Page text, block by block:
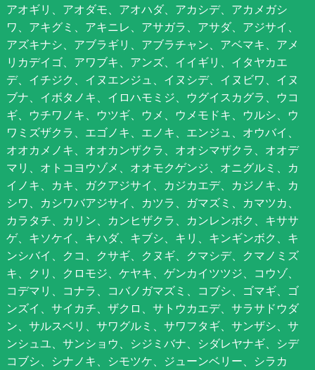
アオギリ、アオダモ、アオハダ、アカシデ、アカメガシ
ワ、アキグミ、アキニレ、アサガラ、アサダ、アジサイ、
アズキナシ、アブラギリ、アブラチャン、アベマキ、アメ
リカデイゴ、アワブキ、アンズ、イイギリ、イタヤカエ
デ、イチジク、イヌエンジュ、イヌシデ、イヌビワ、イヌ
ブナ、イボタノキ、イロハモミジ、ウグイスカグラ、ウコ
ギ、ウチワノキ、ウツギ、ウメ、ウメモドキ、ウルシ、ウ
ワミズザクラ、エゴノキ、エノキ、エンジュ、オウバイ、
オオカメノキ、オオカンザクラ、オオシマザクラ、オオデ
マリ、オトコヨウゾメ、オオモクゲンジ、オニグルミ、カ
イノキ、カキ、ガクアジサイ、カジカエデ、カジノキ、カ
シワ、カシワバアジサイ、カツラ、ガマズミ、カマツカ、
カラタチ、カリン、カンヒザクラ、カンレンボク、キササ
ゲ、キソケイ、キハダ、キブシ、キリ、キンギンボク、キ
ンシバイ、クコ、クサギ、クヌギ、クマシデ、クマノミズ
キ、クリ、クロモジ、ケヤキ、ゲンカイツツジ、コウゾ、
コデマリ、コナラ、コバノガマズミ、コブシ、ゴマギ、ゴ
ンズイ、サイカチ、ザクロ、サトウカエデ、サラサドウダ
ン、サルスベリ、サワグルミ、サワフタギ、サンザシ、サ
ンシュユ、サンショウ、シジミバナ、シダレヤナギ、シデ
コブシ、シナノキ、シモツケ、ジューンベリー、シラカ